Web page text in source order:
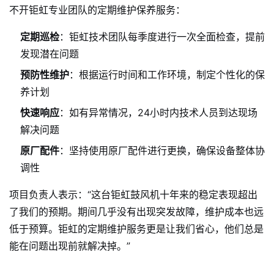
不开钜虹专业团队的定期维护保养服务：
定期巡检：钜虹技术团队每季度进行一次全面检查，提前
发现潜在问题
预防性维护：根据运行时间和工作环境，制定个性化的保
养计划
快速响应：如有异常情况，24小时内技术人员到达现场
解决问题
原厂配件：坚持使用原厂配件进行更换，确保设备整体协
调性
项目负责人表示：“这台钜虹鼓风机十年来的稳定表现超出
了我们的预期。期间几乎没有出现突发故障，维护成本也远
低于预算。钜虹的定期维护服务更是让我们省心，他们总是
能在问题出现前就解决掉。”